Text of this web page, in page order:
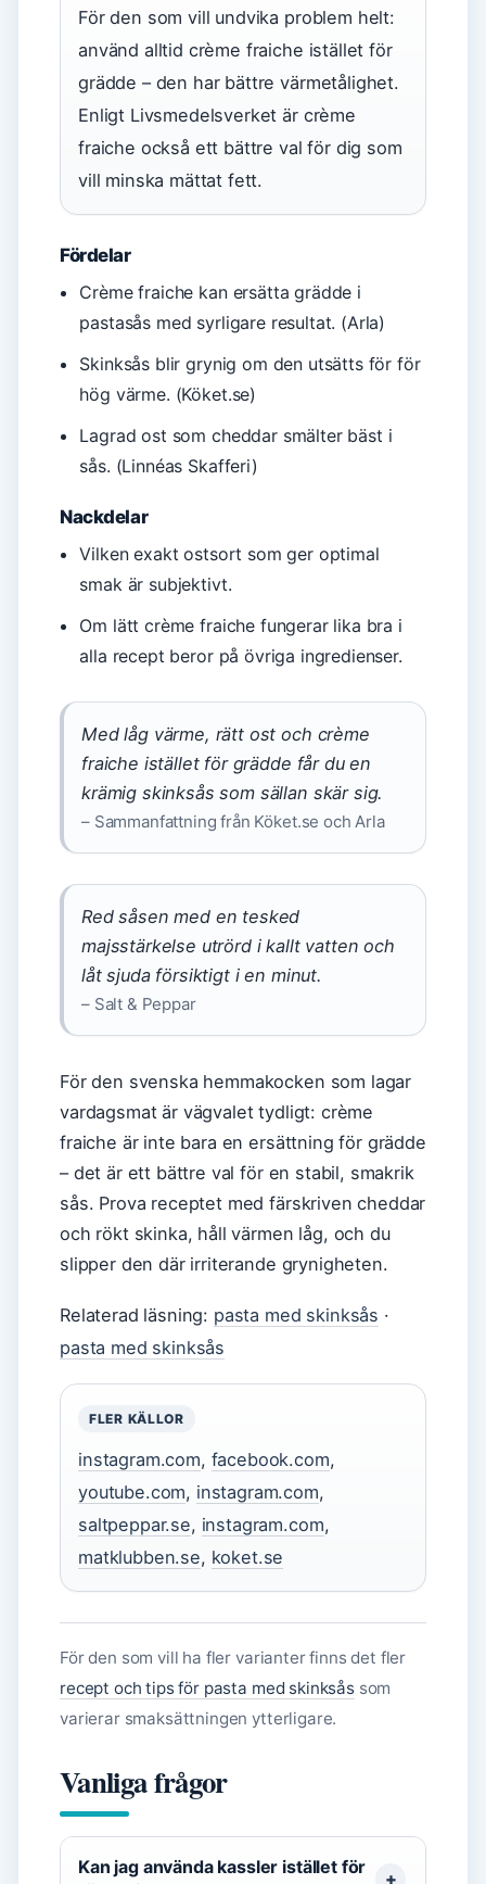
För den som vill undvika problem helt:
använd alltid crème fraiche istället för
grädde – den har bättre värmetålighet.
Enligt Livsmedelsverket är crème
fraiche också ett bättre val för dig som
vill minska mättat fett.
Fördelar
Crème fraiche kan ersätta grädde i
pastasås med syrligare resultat. (Arla)
Skinksås blir grynig om den utsätts för för
hög värme. (Köket.se)
Lagrad ost som cheddar smälter bäst i
sås. (Linnéas Skafferi)
Nackdelar
Vilken exakt ostsort som ger optimal
smak är subjektivt.
Om lätt crème fraiche fungerar lika bra i
alla recept beror på övriga ingredienser.
Med låg värme, rätt ost och crème
fraiche istället för grädde får du en
krämig skinksås som sällan skär sig.
– Sammanfattning från Köket.se och Arla
Red såsen med en tesked
majsstärkelse utrörd i kallt vatten och
låt sjuda försiktigt i en minut.
– Salt & Peppar
För den svenska hemmakocken som lagar
vardagsmat är vägvalet tydligt: crème
fraiche är inte bara en ersättning för grädde
– det är ett bättre val för en stabil, smakrik
sås. Prova receptet med färskriven cheddar
och rökt skinka, håll värmen låg, och du
slipper den där irriterande grynigheten.
Relaterad läsning: pasta med skinksås ·
pasta med skinksås
FLER KÄLLOR
instagram.com, facebook.com,
youtube.com, instagram.com,
saltpeppar.se, instagram.com,
matklubben.se, koket.se
För den som vill ha fler varianter finns det fler
recept och tips för pasta med skinksåssom
varierar smaksättningen ytterligare.
Vanliga frågor
Kan jag använda kassler istället för